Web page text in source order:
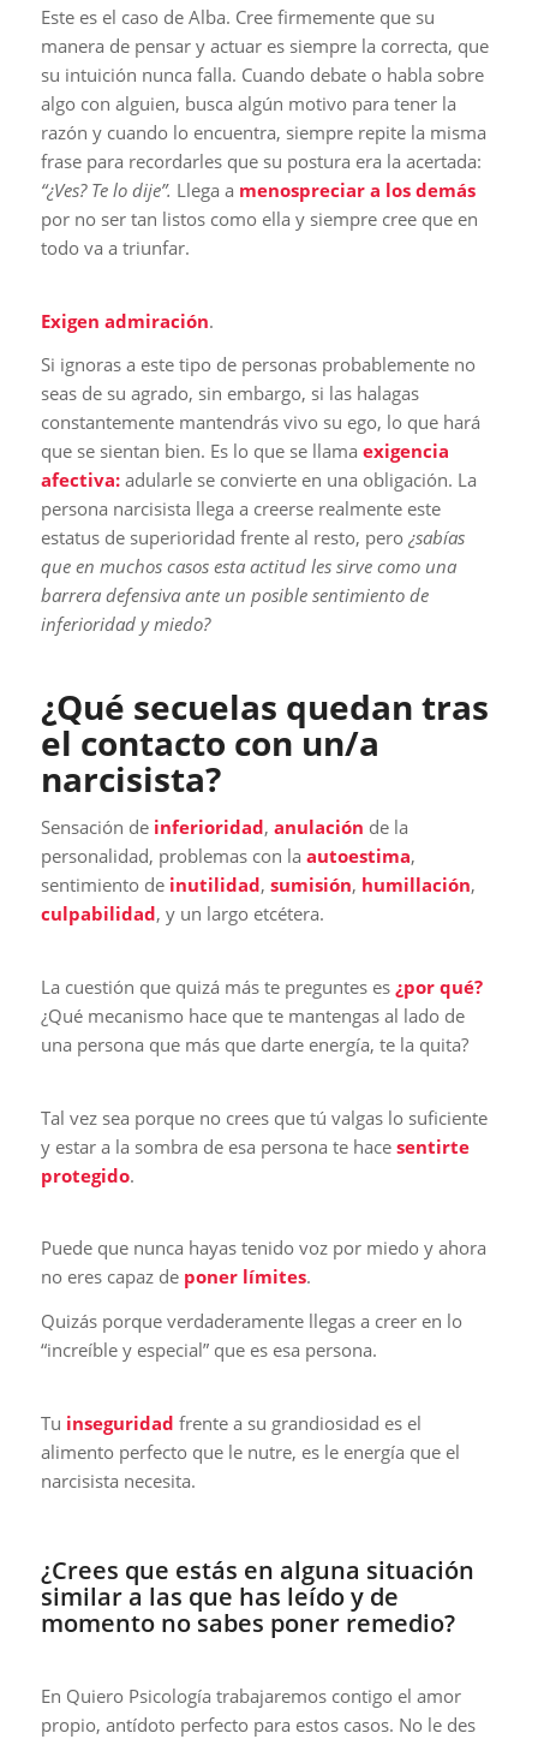
Este es el caso de Alba. Cree firmemente que su
manera de pensar y actuar es siempre la correcta, que
su intuición nunca falla. Cuando debate o habla sobre
algo con alguien, busca algún motivo para tener la
razón y cuando lo encuentra, siempre repite la misma
frase para recordarles que su postura era la acertada:
“¿Ves? Te lo dije”. Llega a menospreciar a los demás
por no ser tan listos como ella y siempre cree que en
todo va a triunfar.
Exigen admiración.
Si ignoras a este tipo de personas probablemente no
seas de su agrado, sin embargo, si las halagas
constantemente mantendrás vivo su ego, lo que hará
que se sientan bien. Es lo que se llama exigencia
afectiva: adularle se convierte en una obligación. La
persona narcisista llega a creerse realmente este
estatus de superioridad frente al resto, pero ¿sabías
que en muchos casos esta actitud les sirve como una
barrera defensiva ante un posible sentimiento de
inferioridad y miedo?
¿Qué secuelas quedan tras
el contacto con un/a
narcisista?
Sensación de inferioridad, anulación de la
personalidad, problemas con la autoestima,
sentimiento de inutilidad, sumisión, humillación,
culpabilidad, y un largo etcétera.
La cuestión que quizá más te preguntes es ¿por qué?
¿Qué mecanismo hace que te mantengas al lado de
una persona que más que darte energía, te la quita?
Tal vez sea porque no crees que tú valgas lo suficiente
y estar a la sombra de esa persona te hace sentirte
protegido.
Puede que nunca hayas tenido voz por miedo y ahora
no eres capaz de poner límites.
Quizás porque verdaderamente llegas a creer en lo
“increíble y especial” que es esa persona.
Tu inseguridad frente a su grandiosidad es el
alimento perfecto que le nutre, es le energía que el
narcisista necesita.
¿Crees que estás en alguna situación
similar a las que has leído y de
momento no sabes poner remedio?
En Quiero Psicología trabajaremos contigo el amor
propio, antídoto perfecto para estos casos. No le des